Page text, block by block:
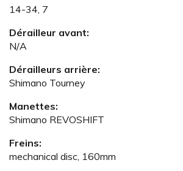
14-34, 7
Dérailleur avant:
N/A
Dérailleurs arrière:
Shimano Tourney
Manettes:
Shimano REVOSHIFT
Freins:
mechanical disc, 160mm